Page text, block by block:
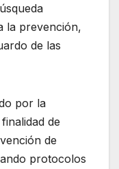
la prevención,
de las
por la
de
de
protocolos